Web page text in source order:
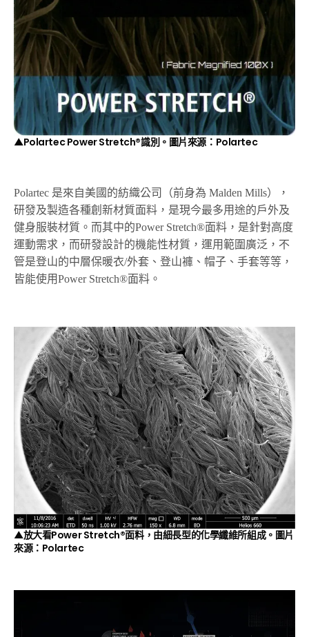
▲Polartec Power Stretch®識別。圖片來源： Polartec
Polartec 是來自美國的紡織公司（前身為 Malden Mills），
研發及製造各種創新材質面料，是現今最多用途的戶外及
健身服裝材質。而其中的Power Stretch®面料，是針對高度
運動需求，而研發設計的機能性材質，運用範圍廣泛，不
管是登山的中層保暖衣/外套、登山褲、帽子、手套等等，
皆能使用Power Stretch®面料。
▲放大看Power Stretch®面料，由細長型的化學纖維所組成。圖片
來源： Polartec